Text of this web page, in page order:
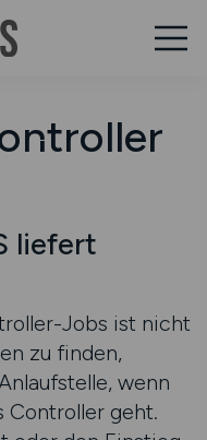
liefert
Jobs ist nicht
zu finden,
wenn
Controller geht.